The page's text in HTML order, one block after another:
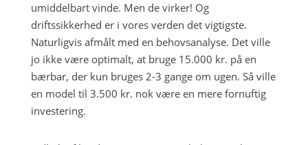
umiddelbart vinde. Men de virker! Og
driftssikkerhed er i vores verden det vigtigste.
Naturligvis afmålt med en behovsanalyse. Det ville
jo ikke være optimalt, at bruge 15.000 kr. på en
bærbar, der kun bruges 2-3 gange om ugen. Så ville
en model til 3.500 kr. nok være en mere fornuftig
investering.